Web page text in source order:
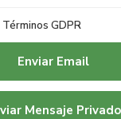
Términos GDPR